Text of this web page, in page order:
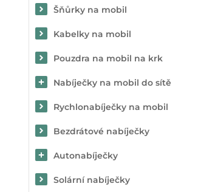
Šňůrky na mobil
Kabelky na mobil
Pouzdra na mobil na krk
Nabíječky na mobil do sítě
Rychlonabíječky na mobil
Bezdrátové nabíječky
Autonabíječky
Solární nabíječky